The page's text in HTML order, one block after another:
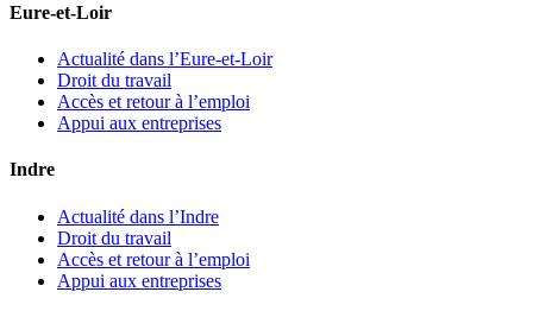
Eure-et-Loir
Actualité dans l’Eure-et-Loir
Droit du travail
Accès et retour à l’emploi
Appui aux entreprises
Indre
Actualité dans l’Indre
Droit du travail
Accès et retour à l’emploi
Appui aux entreprises